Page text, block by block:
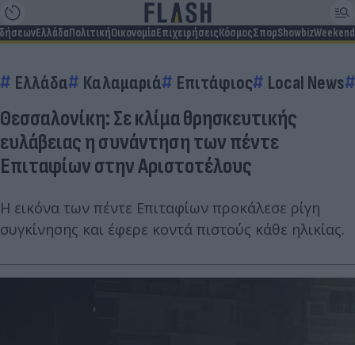
ΕλλάδαΠολιτικήΟικονομίαΕπιχειρήσειςΚόσμοςΣπορShowbizWeekend
Ελλάδα Καλαμαριά Επιτάφιος Local News
Θεσσαλονίκη: Σε κλίμα θρησκευτικής
ευλάβειας η συνάντηση των πέντε
Επιταφίων στην Αριστοτέλους
Η εικόνα των πέντε Επιταφίων προκάλεσε ρίγη
συγκίνησης και έφερε κοντά πιστούς κάθε ηλικίας.